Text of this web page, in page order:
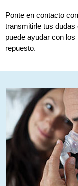
Ponte en contacto
transmitirle tus dudas
puede ayudar con
repuesto.